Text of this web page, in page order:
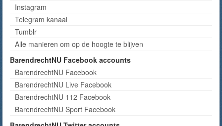
Instagram
Telegram kanaal
Tumblr
Alle manieren om op de hoogte te blijven
BarendrechtNU Facebook accounts
BarendrechtNU Facebook
BarendrechtNU Live Facebook
BarendrechtNU 112 Facebook
BarendrechtNU Sport Facebook